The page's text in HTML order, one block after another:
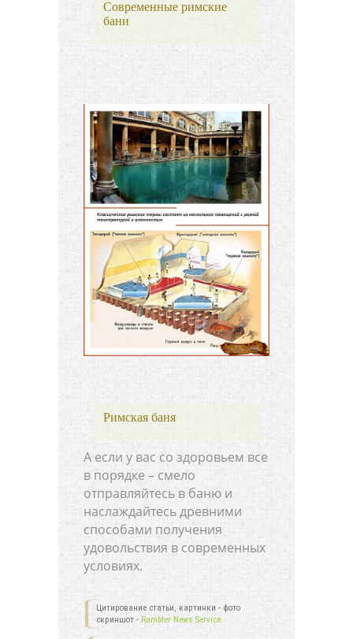
Современные римские
бани
Римская баня
А если у вас со здоровьем все
в порядке – смело
отправляйтесь в баню и
наслаждайтесь древними
способами получения
удовольствия в современных
условиях.
Цитирование статьи, картинки - фото
скриншот - Rambler News Service.